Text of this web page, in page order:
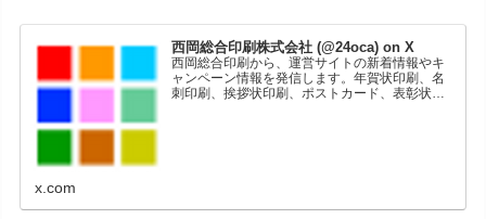
西岡総合印刷株式会社 (@24oca) on X
西岡総合印刷から、運営サイトの新着情報やキ
ャンペーン情報を発信します。年賀状印刷、名
刺印刷、挨拶状印刷、ポストカード、表彰状印
x.com